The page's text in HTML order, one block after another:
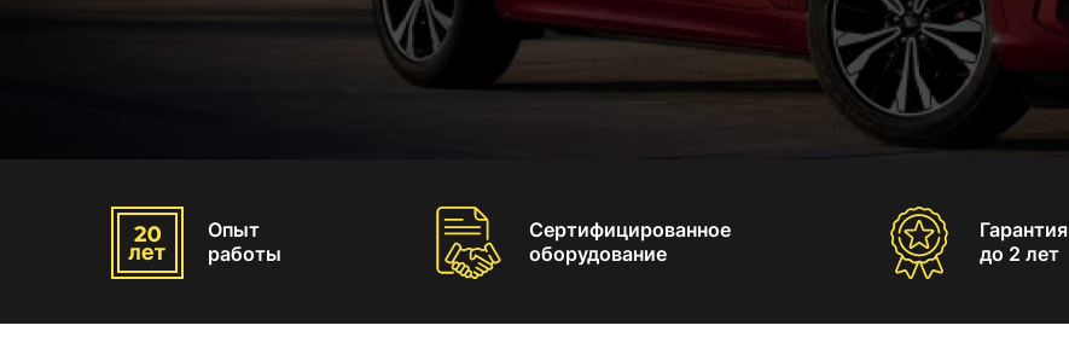
Опыт
работы
Сертифицированное
оборудование
Гарантия
до 2 лет